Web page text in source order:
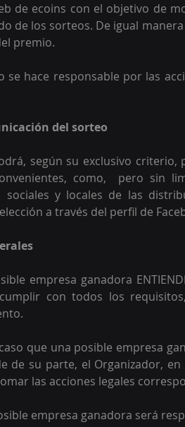
de ecoins con el objetivo de
de los sorteos. De igual
premio.
se hace responsable por las
del sorteo
según su exclusivo
como,  pero sin
sociales y locales de las
a través del perfil de
empresa ganadora
con todos los
que una posible empresa
de su parte, el Organizador,
las acciones legales
empresa ganadora será